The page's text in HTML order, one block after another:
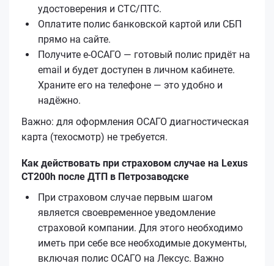
удостоверения и СТС/ПТС.
Оплатите полис банковской картой или СБП
прямо на сайте.
Получите е‑ОСАГО — готовый полис придёт на
email и будет доступен в личном кабинете.
Храните его на телефоне — это удобно и
надёжно.
Важно: для оформления ОСАГО диагностическая
карта (техосмотр) не требуется.
Как действовать при страховом случае на Lexus
CT200h после ДТП в Петрозаводске
При страховом случае первым шагом
является своевременное уведомление
страховой компании. Для этого необходимо
иметь при себе все необходимые документы,
включая полис ОСАГО на Лексус. Важно